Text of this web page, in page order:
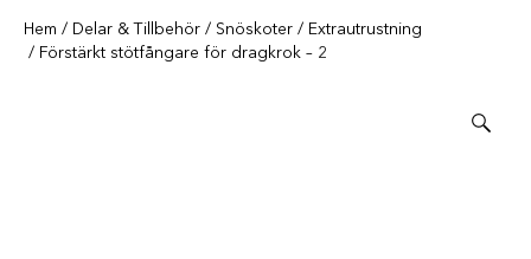
Hem / Delar & Tillbehör / Snöskoter / Extrautrustning
/ Förstärkt stötfångare för dragkrok – 2